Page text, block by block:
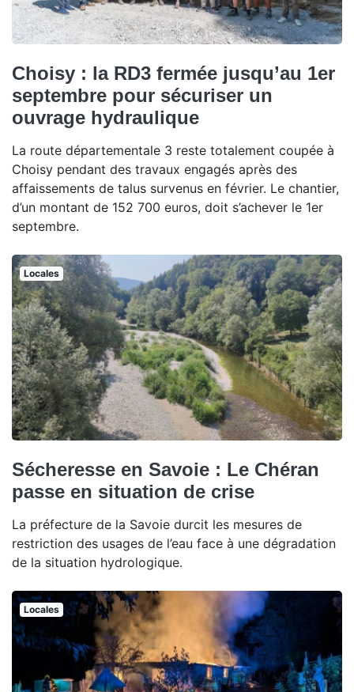
Choisy : la RD3 fermée jusqu’au 1er
septembre pour sécuriser un
ouvrage hydraulique
La route départementale 3 reste totalement coupée à
Choisy pendant des travaux engagés après des
affaissements de talus survenus en février. Le chantier,
d’un montant de 152 700 euros, doit s’achever le 1er
septembre.
Locales
Sécheresse en Savoie : Le Chéran
passe en situation de crise
La préfecture de la Savoie durcit les mesures de
restriction des usages de l’eau face à une dégradation
de la situation hydrologique.
Locales